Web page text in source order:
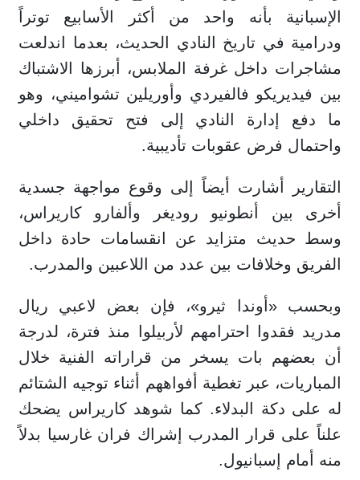
الإسبانية بأنه واحد من أكثر الأسابيع توتراً
ودرامية في تاريخ النادي الحديث، بعدما اندلعت
مشاجرات داخل غرفة الملابس، أبرزها الاشتباك
بين فيديريكو فالفيردي وأوريلين تشواميني، وهو
ما دفع إدارة النادي إلى فتح تحقيق داخلي
واحتمال فرض عقوبات تأديبية.
التقارير أشارت أيضاً إلى وقوع مواجهة جسدية
أخرى بين أنطونيو روديغر وألفارو كاريراس،
وسط حديث متزايد عن انقسامات حادة داخل
الفريق وخلافات بين عدد من اللاعبين والمدرب.
وبحسب «أوندا ثيرو»، فإن بعض لاعبي ريال
مدريد فقدوا احترامهم لأربيلوا منذ فترة، لدرجة
أن بعضهم بات يسخر من قراراته الفنية خلال
المباريات، عبر تغطية أفواههم أثناء توجيه الشتائم
له على دكة البدلاء. كما شوهد كاريراس يضحك
علناً على قرار المدرب إشراك فران غارسيا بدلاً
منه أمام إسبانيول.